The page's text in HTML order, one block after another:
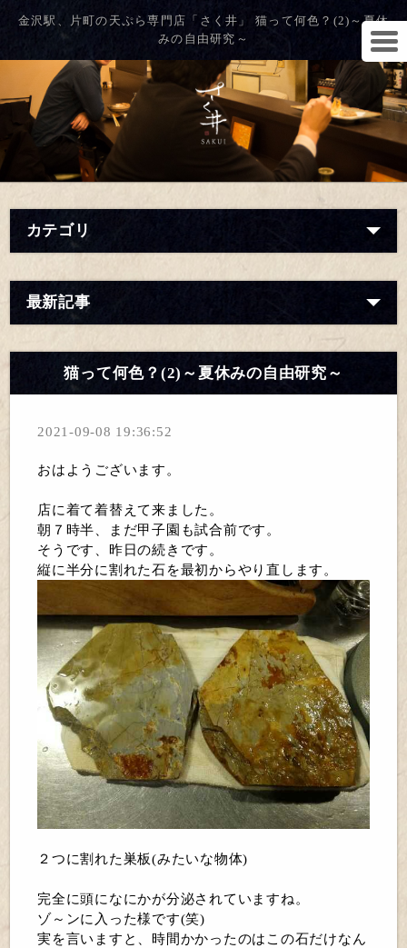
金沢駅、片町の天ぷら専門店「さく井」 猫って何色？(2)～夏休
みの自由研究～
カテゴリ
最新記事
猫って何色？(2)～夏休みの自由研究～
2021-09-08 19:36:52
おはようございます。
店に着て着替えて来ました。
朝７時半、まだ甲子園も試合前です。
そうです、昨日の続きです。
縦に半分に割れた石を最初からやり直します。
２つに割れた巣板(みたいな物体)
完全に頭になにかが分泌されていますね。
ゾ～ンに入った様です(笑)
実を言いますと、時間かかったのはこの石だけなん